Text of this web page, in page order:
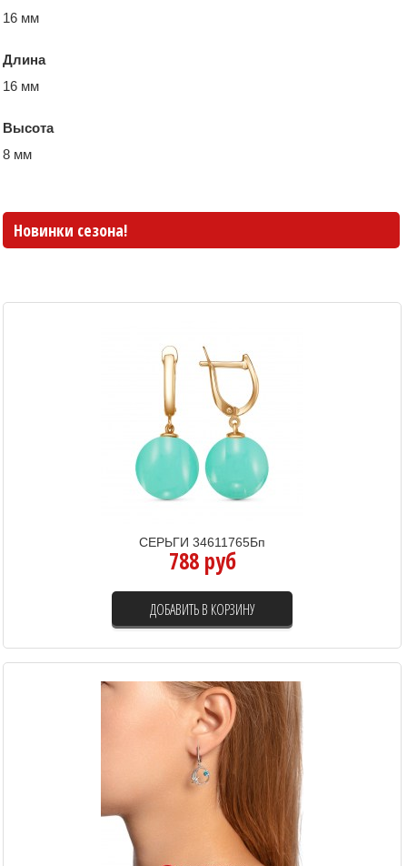
16 мм
Длина
16 мм
Высота
8 мм
Новинки сезона!
СЕРЬГИ 34611765Бп
788 руб
ДОБАВИТЬ В КОРЗИНУ